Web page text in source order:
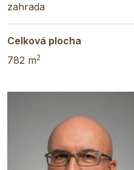
zahrada
Celková plocha
782 m2